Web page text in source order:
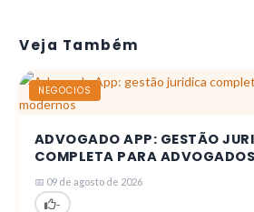
Veja Também
NEGOCIOS
ADVOGADO APP: GESTÃO
COMPLETA PARA
📅 09 de agosto de 2026
-